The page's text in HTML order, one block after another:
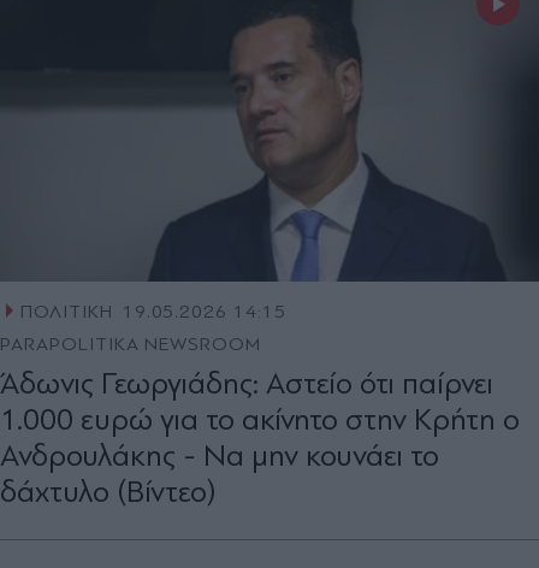
ΠΟΛΙΤΙΚΗ
19.05.2026 14:15
PARAPOLITIKA NEWSROOM
Άδωνις Γεωργιάδης: Αστείο ότι παίρνει
1.000 ευρώ για το ακίνητο στην Κρήτη ο
Ανδρουλάκης - Να μην κουνάει το
δάχτυλο (Βίντεο)